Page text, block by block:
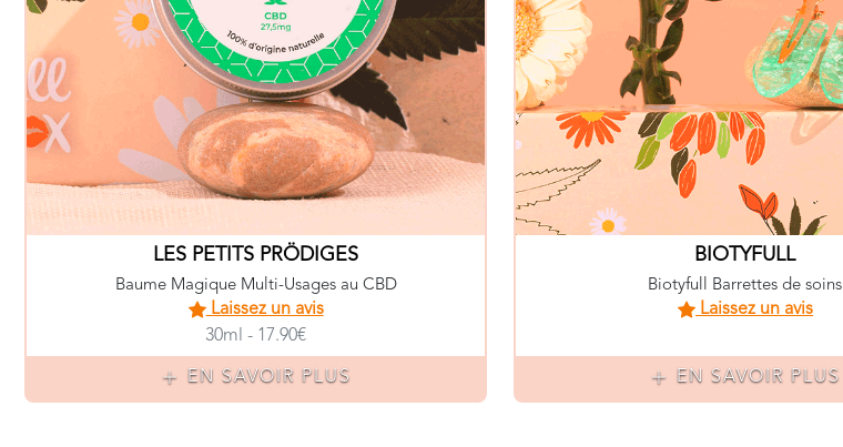
LES PETITS PRÖDIGES
Baume Magique Multi-Usages au CBD
Laissez un avis
30ml - 17.90€
EN SAVOIR PLUS
BIOTYFULL
Biotyfull Barrettes de soins
Laissez un avis
EN SAVOIR PLUS